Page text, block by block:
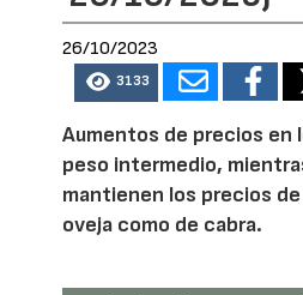
26/10/2023
3133
Aumentos de precios en
peso intermedio,
mantienen los precios
oveja como de cabra.